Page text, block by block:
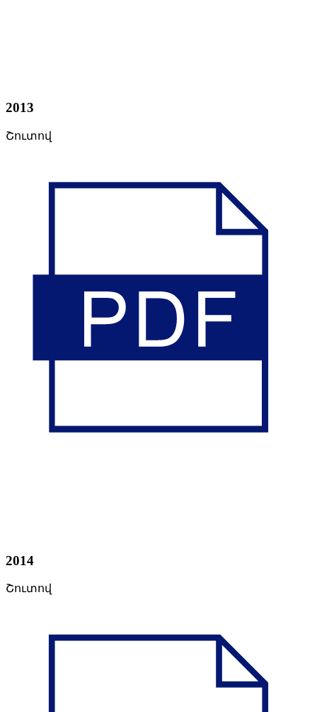
2013
Շուտով
2014
Շուտով